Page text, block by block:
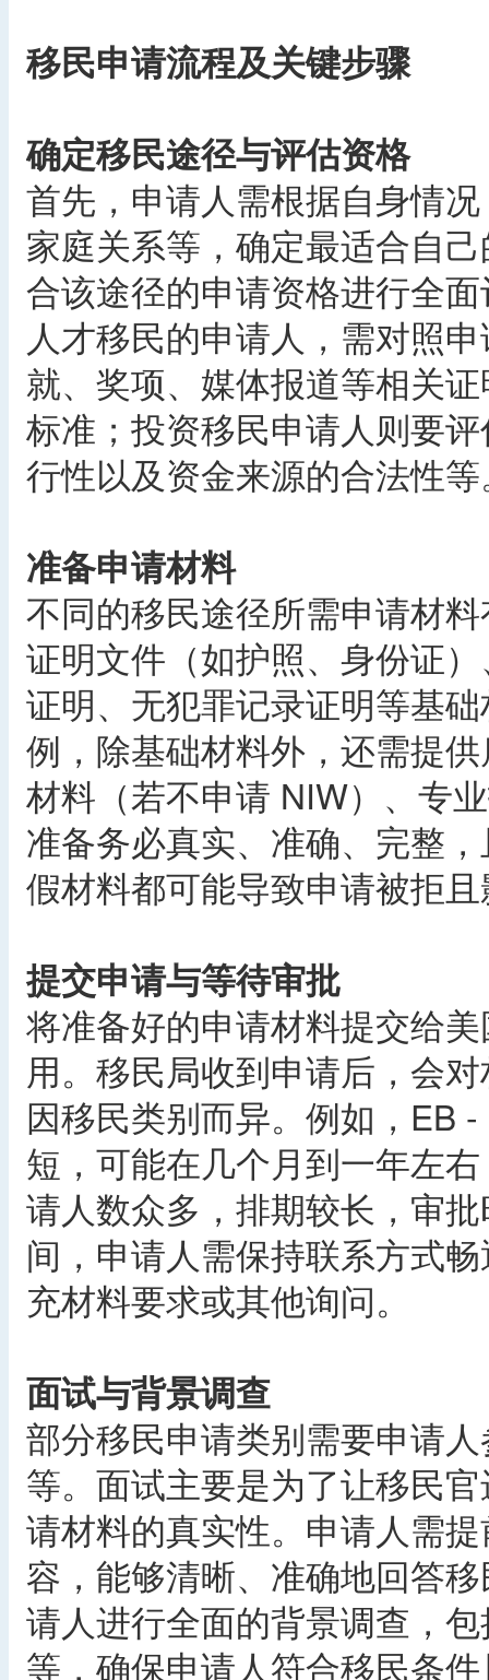
移民申请流程及关键步骤
确定移民途径与评估资格
首先，申请人需根据自身情
家庭关系等，确定最适合自
合该途径的申请资格进行全
人才移民的申请人，需对照
就、奖项、媒体报道等相关
标准；投资移民申请人则要
行性以及资金来源的合法性
准备申请材料
不同的移民途径所需申请材
证明文件（如护照、身份证
证明、无犯罪记录证明等基
例，除基础材料外，还需提
材料（若不申请 NIW）、专
准备务必真实、准确、完整
假材料都可能导致申请被拒
提交申请与等待审批
将准备好的申请材料提交给
用。移民局收到申请后，会
因移民类别而异。例如，EB
短，可能在几个月到一年左
请人数众多，排期较长，审
间，申请人需保持联系方式
充材料要求或其他询问。
面试与背景调查
部分移民申请类别需要申请
等。面试主要是为了让移民
请材料的真实性。申请人需
容，能够清晰、准确地回答
请人进行全面的背景调查，
等，确保申请人符合移民条